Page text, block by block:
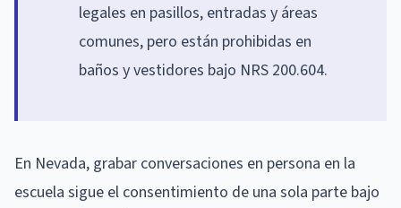
legales en pasillos, entradas y áreas
comunes, pero están prohibidas en
baños y vestidores bajo NRS 200.604.
En Nevada, grabar conversaciones en persona en la
escuela sigue el consentimiento de una sola parte bajo